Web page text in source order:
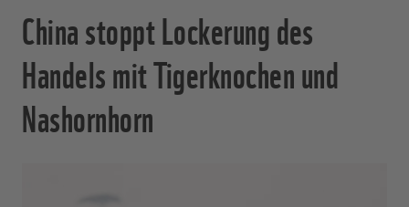
China stoppt Lockerung des
Handels mit Tigerknochen und
Nashornhorn